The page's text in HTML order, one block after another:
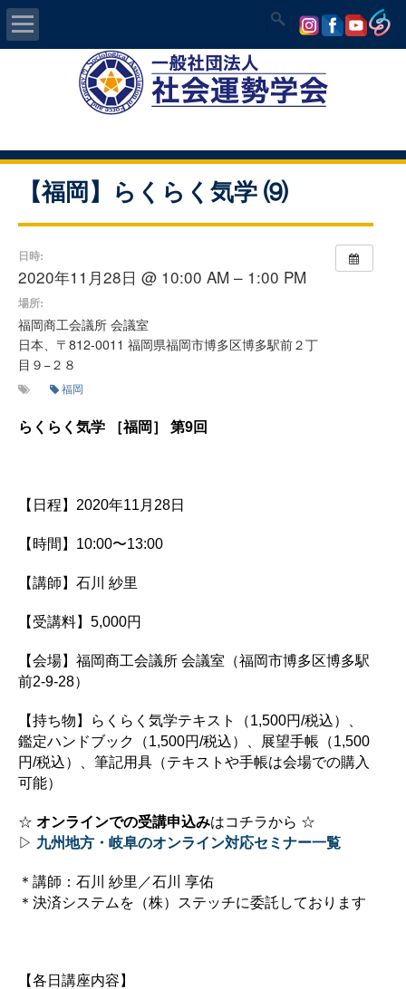
認定講師資格試験
気学/易 セミナー
講師の紹介
入会について
開運MAPS
【福岡】らくらく気学 ⑼
日時:
2020年11月28日 @ 10:00 AM – 1:00 PM
場所:
福岡商工会議所 会議室
日本、〒812-0011 福岡県福岡市博多区博多駅前２丁
目９−２８
福岡
らくらく気学 ［福岡］ 第9回
【日程】2020年11月28日
【時間】10:00〜13:00
【講師】石川 紗里
【受講料】5,000円
【会場】福岡商工会議所 会議室（福岡市博多区博多駅
前2-9-28）
【持ち物】らくらく気学テキスト（1,500円/税込）、
鑑定ハンドブック（1,500円/税込）、展望手帳（1,500
円/税込）、筆記用具（テキストや手帳は会場での購入
可能）
☆ オンラインでの受講申込みはコチラから ☆
▷ 九州地方・岐阜のオンライン対応セミナー一覧
＊講師：石川 紗里／石川 享佑
＊決済システムを（株）ステッチに委託しております
【各日講座内容】